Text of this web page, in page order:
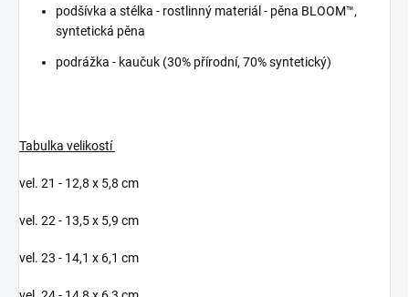
podšívka a stélka - rostlinný materiál - pěna BLOOM™,
syntetická pěna
podrážka - kaučuk (30% přírodní, 70% syntetický)
Tabulka velikostí
vel. 21 - 12,8 x 5,8 cm
vel. 22 - 13,5 x 5,9 cm
vel. 23 - 14,1 x 6,1 cm